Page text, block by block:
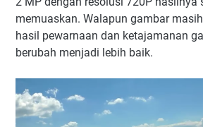
memuaskan. Walapun gambar
hasil pewarnaan dan ketajamanan
berubah menjadi lebih baik.